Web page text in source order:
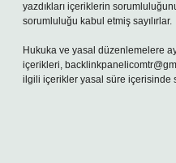
yazdıkları içeriklerin
sorumluluğu kabul etmiş sayılırlar.
Hukuka ve yasal düzenlemelere
içerikleri,
ilgili içerikler yasal süre içerisinde